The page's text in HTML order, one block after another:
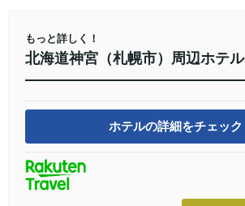
もっと詳しく！
北海道神宮（札幌市）周辺ホテル
ホテルの詳細をチェック